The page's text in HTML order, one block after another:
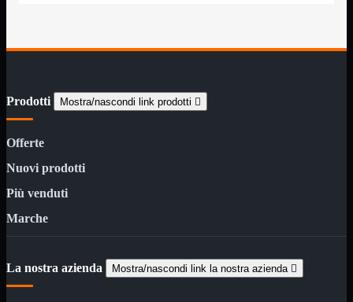
APPLE
ASUS
ATX 3.0
ATX Certificati
Prodotti Mostra/nascondi link prodotti 
Offerte
Nuovi prodotti
Più venduti
Marche
La nostra azienda Mostra/nascondi link la nostra azienda 